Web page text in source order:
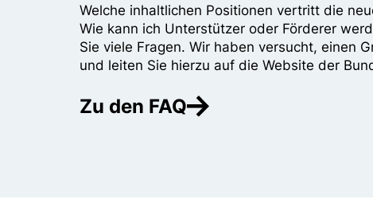
Welche inhaltlichen Positionen vertritt die
Wie kann ich Unterstützer oder Förderer
Sie viele Fragen. Wir haben versucht, einen
und leiten Sie hierzu auf die Website der
Zu den FAQ